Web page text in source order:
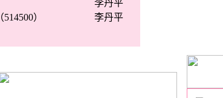
李丹平
） 李丹平